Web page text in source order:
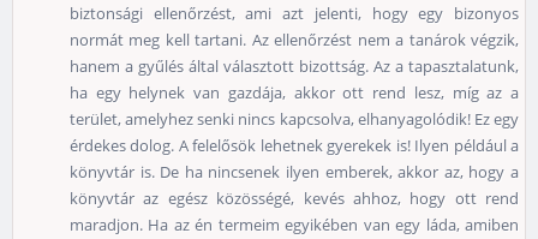
biztonsági ellenőrzést, ami azt jelenti, hogy egy bizonyos
normát meg kell tartani. Az ellenőrzést nem a tanárok végzik,
hanem a gyűlés által választott bizottság. Az a tapasztalatunk,
ha egy helynek van gazdája, akkor ott rend lesz, míg az a
terület, amelyhez senki nincs kapcsolva, elhanyagolódik! Ez egy
érdekes dolog. A felelősök lehetnek gyerekek is! Ilyen például a
könyvtár is. De ha nincsenek ilyen emberek, akkor az, hogy a
könyvtár az egész közösségé, kevés ahhoz, hogy ott rend
maradjon. Ha az én termeim egyikében van egy láda, amiben